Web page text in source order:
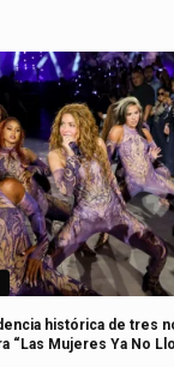
histórica de tres
“Las Mujeres Ya No